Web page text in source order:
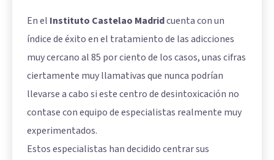
En el Instituto Castelao Madridcuenta con un
índice de éxito en el tratamiento de las adicciones
muy cercano al 85 por ciento de los casos, unas cifras
ciertamente muy llamativas que nunca podrían
llevarse a cabo si este centro de desintoxicación no
contase con equipo de especialistas realmente muy
experimentados.
Estos especialistas han decidido centrar sus